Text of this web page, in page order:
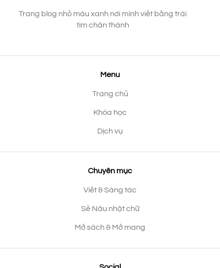
Trang blog nhỏ màu xanh nơi mình viết bằng trái
tim chân thành
Menu
Trang chủ
Khóa học
Dịch vụ
Chuyên mục
Viết & Sáng tác
Sẻ Nâu nhặt chữ
Mở sách & Mở mang